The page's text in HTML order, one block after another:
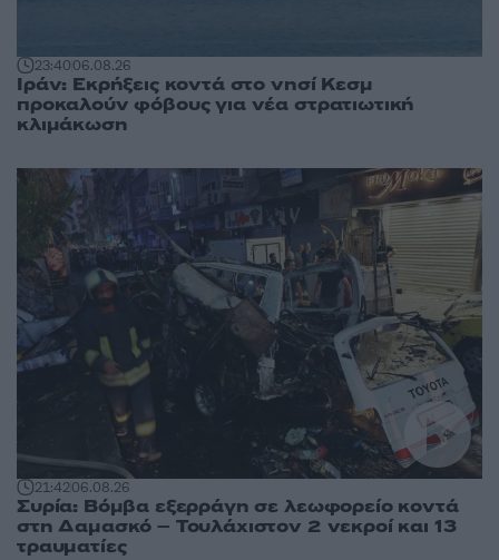
23:4006.08.26
Ιράν: Εκρήξεις κοντά στο νησί Κεσμ
προκαλούν φόβους για νέα στρατιωτική
κλιμάκωση
21:4206.08.26
Συρία: Βόμβα εξερράγη σε λεωφορείο κοντά
στη Δαμασκό – Τουλάχιστον 2 νεκροί και 13
τραυματίες